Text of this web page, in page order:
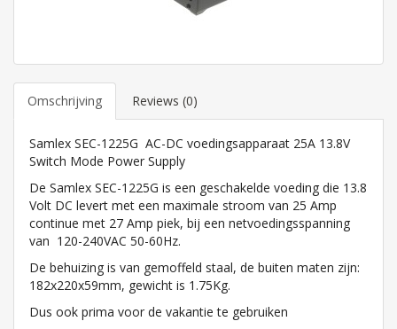
Omschrijving Reviews (0)
Samlex SEC-1225G AC-DC voedingsapparaat 25A 13.8V
Switch Mode Power Supply
De Samlex SEC-1225G is een geschakelde voeding die 13.8
Volt DC levert met een maximale stroom van 25 Amp
continue met 27 Amp piek, bij een netvoedingsspanning
van 120-240VAC 50-60Hz.
De behuizing is van gemoffeld staal, de buiten maten zijn:
182x220x59mm, gewicht is 1.75Kg.
Dus ook prima voor de vakantie te gebruiken